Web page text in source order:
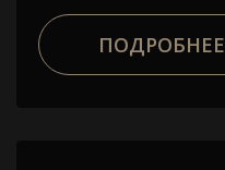
ПОДРОБНЕЕ